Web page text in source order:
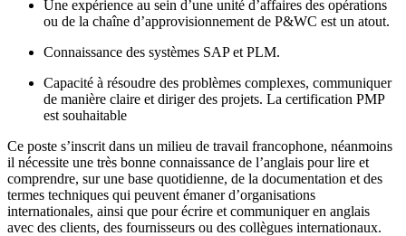
Une expérience au sein d’une unité d’affaires des opérations
ou de la chaîne d’approvisionnement de P&WC est un atout.
Connaissance des systèmes SAP et PLM.
Capacité à résoudre des problèmes complexes, communiquer
de manière claire et diriger des projets. La certification PMP
est souhaitable
Ce poste s’inscrit dans un milieu de travail francophone, néanmoins
il nécessite une très bonne connaissance de l’anglais pour lire et
comprendre, sur une base quotidienne, de la documentation et des
termes techniques qui peuvent émaner d’organisations
internationales, ainsi que pour écrire et communiquer en anglais
avec des clients, des fournisseurs ou des collègues internationaux.